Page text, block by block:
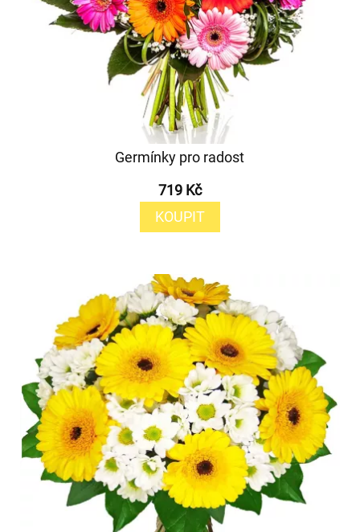
Germínky pro radost
719 Kč
KOUPIT